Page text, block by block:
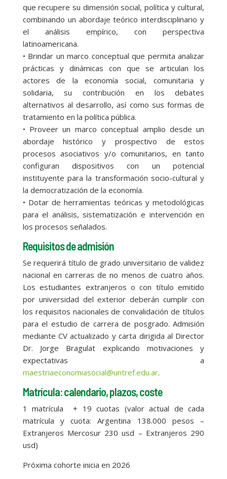
que recupere su dimensión social, política y cultural,
combinando un abordaje teórico interdisciplinario y
el análisis empírico, con perspectiva
latinoamericana.
• Brindar un marco conceptual que permita analizar
prácticas y dinámicas con que se articulan los
actores de la economía social, comunitaria y
solidaria, su contribución en los debates
alternativos al desarrollo, así como sus formas de
tratamiento en la política pública.
• Proveer un marco conceptual amplio desde un
abordaje histórico y prospectivo de estos
procesos asociativos y/o comunitarios, en tanto
configuran dispositivos con un potencial
instituyente para la transformación socio-cultural y
la democratización de la economía.
• Dotar de herramientas teóricas y metodológicas
para el análisis, sistematización e intervención en
los procesos señalados.
Requisitos de admisión
Se requerirá título de grado universitario de validez
nacional en carreras de no menos de cuatro años.
Los estudiantes extranjeros o con título emitido
por universidad del exterior deberán cumplir con
los requisitos nacionales de convalidación de títulos
para el estudio de carrera de posgrado. Admisión
mediante CV actualizado y carta dirigida al Director
Dr. Jorge Bragulat explicando motivaciones y
expectativas a
maestriaeconomiasocial@untref.edu.ar.
Matrícula: calendario, plazos, coste
1 matrícula + 19 cuotas (valor actual de cada
matrícula y cuota: Argentina 138.000 pesos –
Extranjeros Mercosur 230 usd – Extranjeros 290
usd)
Próxima cohorte inicia en 2026